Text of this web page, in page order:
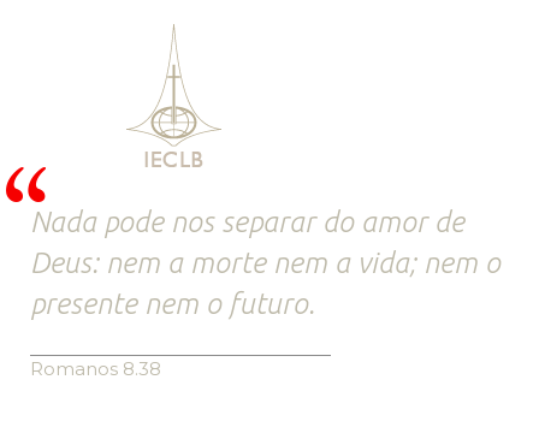
Nada pode nos separar do amor de
Deus: nem a morte nem a vida; nem o
presente nem o futuro.
Romanos 8.38